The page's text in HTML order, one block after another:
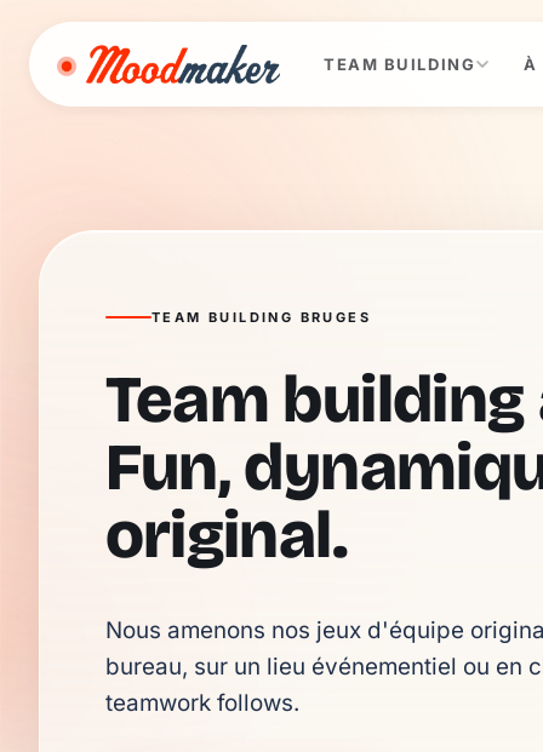
TEAM BUILDING À
TEAM BUILDING BRUGES
Team building
Fun,
original.
Nous amenons nos jeux d'équipe
bureau, sur un lieu événementiel ou en
teamwork follows.